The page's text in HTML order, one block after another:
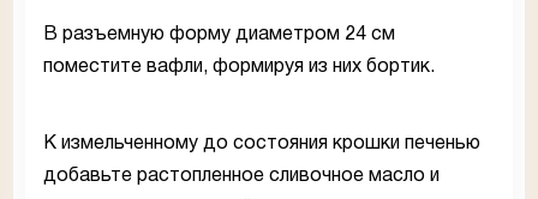
В разъемную форму диаметром 24 см
поместите вафли, формируя из них бортик.
К измельченному до состояния крошки печенью
добавьте растопленное сливочное масло и